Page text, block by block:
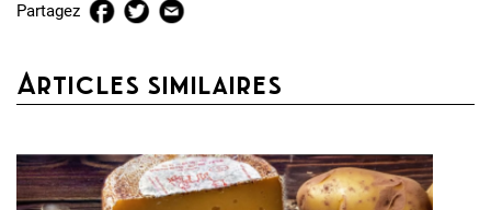
Partagez
Articles similaires